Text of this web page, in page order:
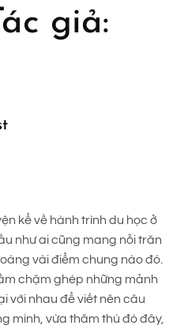
giả:
kể về hành trình du học ở
như ai cũng mang nỗi trăn
vài điểm chung nào đó.
chậm ghép những mảnh
với nhau để viết nên câu
mình, vừa thăm thú đó đây,